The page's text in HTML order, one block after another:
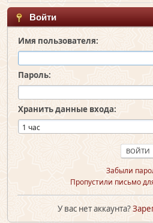
Войти
Имя пользователя:
Пароль:
Хранить данные входа:
Забыли
Пропустили письмо
У вас нет аккаунта?